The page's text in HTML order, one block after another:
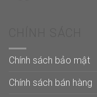
Chính sách bảo mật
Chính sách bán hàng